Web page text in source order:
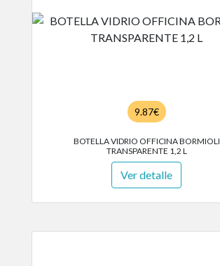
9.87€
BOTELLA VIDRIO OFFICINA BORMIOLI
TRANSPARENTE 1,2 L
Ver detalle